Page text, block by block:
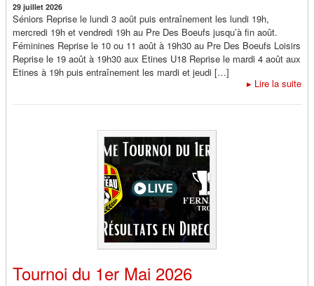
29 juillet 2026
Séniors Reprise le lundi 3 août puis entraînement les lundi 19h,
mercredi 19h et vendredi 19h au Pre Des Boeufs jusqu’à fin août.
Féminines Reprise le 10 ou 11 août à 19h30 au Pre Des Boeufs Loisirs
Reprise le 19 août à 19h30 aux Etines U18 Reprise le mardi 4 août aux
Etines à 19h puis entraînement les mardi et jeudi […]
▸ Lire la suite
Tournoi du 1er Mai 2026